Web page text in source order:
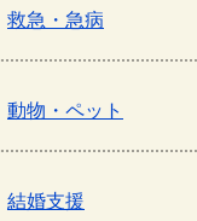
救急・急病
動物・ペット
結婚支援